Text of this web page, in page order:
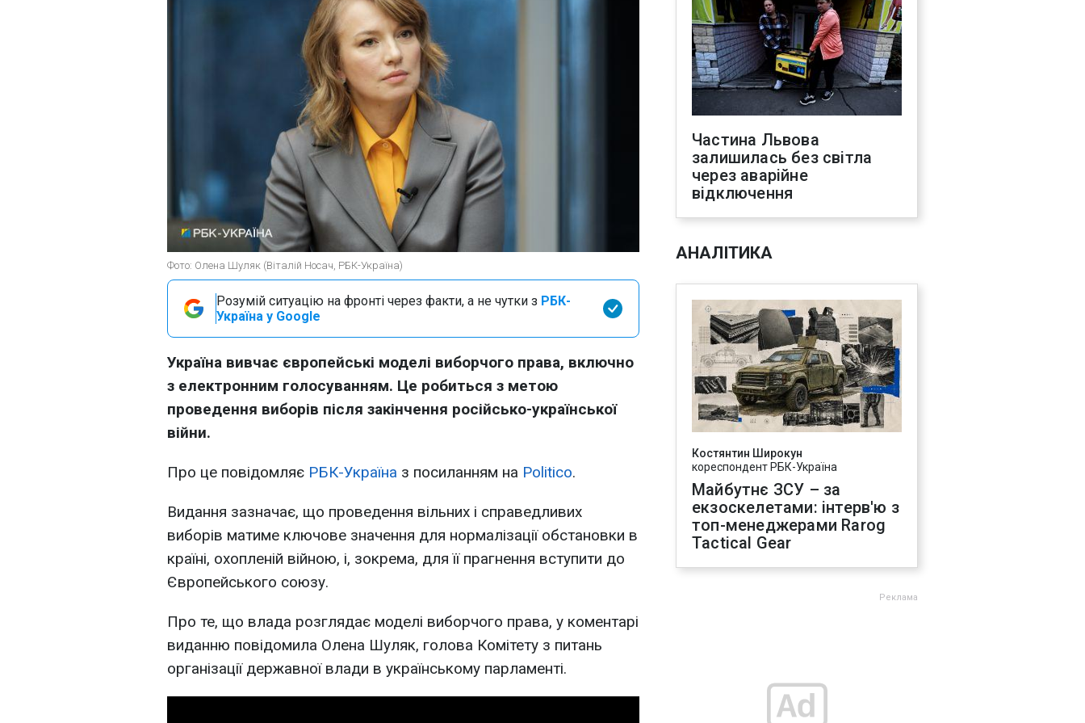
Фото: Олена Шуляк (Віталій Носач, РБК-Україна)
Розумій ситуацію на фронті через факти, а не чутки з РБК-
Україна у Google
Україна вивчає європейські моделі виборчого права, включно
з електронним голосуванням. Це робиться з метою
проведення виборів після закінчення російсько-української
війни.
Про це повідомляє РБК-Україна з посиланням на Politico.
Видання зазначає, що проведення вільних і справедливих
виборів матиме ключове значення для нормалізації обстановки в
країні, охопленій війною, і, зокрема, для її прагнення вступити до
Європейського союзу.
Про те, що влада розглядає моделі виборчого права, у коментарі
виданню повідомила Олена Шуляк, голова Комітету з питань
організації державної влади в українському парламенті.
Частина Львова
залишилась без світла
через аварійне
відключення
АНАЛІТИКА
Костянтин Широкун
кореспондент РБК-Україна
Майбутнє ЗСУ – за
екзоскелетами: інтерв'ю з
топ-менеджерами Rarog
Tactical Gear